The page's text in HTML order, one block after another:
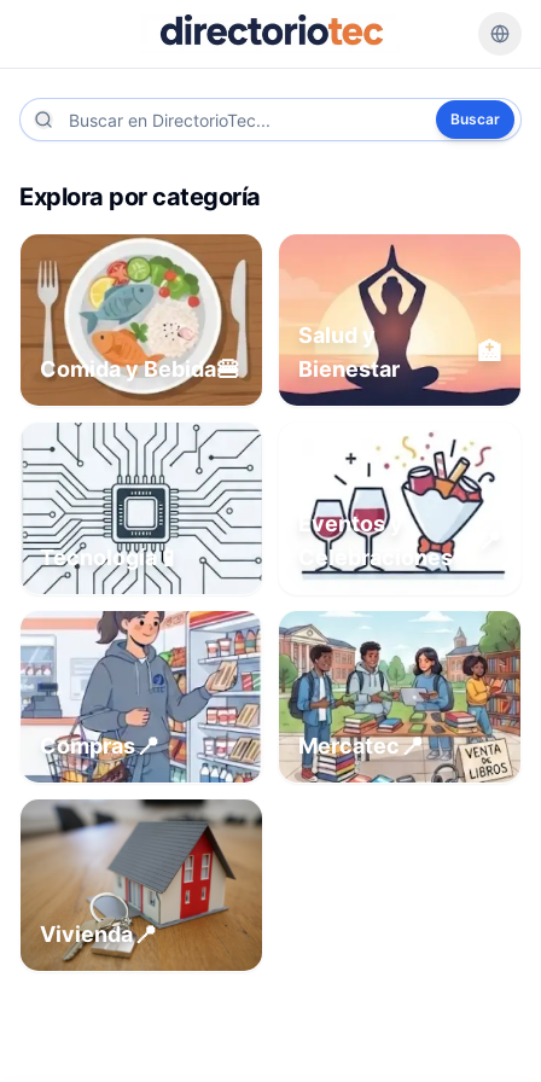
Buscar
Explora por categoría
Comida y Bebida🍔
Salud y
Bienestar
🏥
Tecnología📱
Eventos y
Celebraciones
Compras📍 Mercatec📍
Vivienda📍